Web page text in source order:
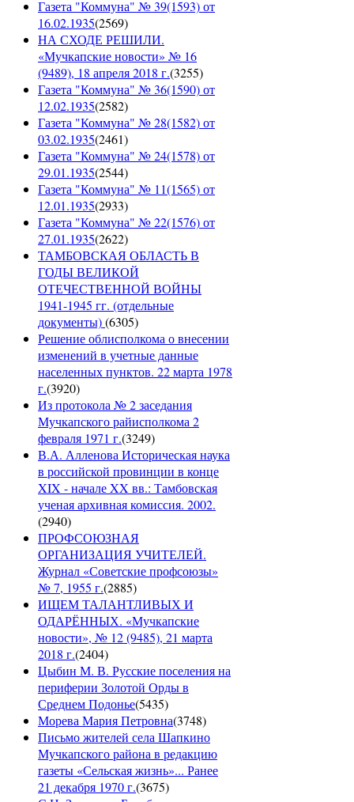
Газета "Коммуна" № 39(1593) от
16.02.1935(2569)
НА СХОДЕ РЕШИЛИ.
«Мучкапские новости» № 16
(9489), 18 апреля 2018 г.(3255)
Газета "Коммуна" № 36(1590) от
12.02.1935(2582)
Газета "Коммуна" № 28(1582) от
03.02.1935(2461)
Газета "Коммуна" № 24(1578) от
29.01.1935(2544)
Газета "Коммуна" № 11(1565) от
12.01.1935(2933)
Газета "Коммуна" № 22(1576) от
27.01.1935(2622)
ТАМБОВСКАЯ ОБЛАСТЬ В
ГОДЫ ВЕЛИКОЙ
ОТЕЧЕСТВЕННОЙ ВОЙНЫ
1941-1945 гг. (отдельные
документы)(6305)
Решение облисполкома о внесении
изменений в учетные данные
населенных пунктов. 22 марта 1978
г.(3920)
Из протокола № 2 заседания
Мучкапского райисполкома 2
февраля 1971 г.(3249)
В.А. Алленова Историческая наука
в российской провинции в конце
XIX - начале XX вв.: Тамбовская
ученая архивная комиссия. 2002.
(2940)
ПРОФСОЮЗНАЯ
ОРГАНИЗАЦИЯ УЧИТЕЛЕЙ.
Журнал «Советские профсоюзы»
№ 7, 1955 г.(2885)
ИЩЕМ ТАЛАНТЛИВЫХ И
ОДАРЁННЫХ. «Мучкапские
новости», № 12 (9485), 21 марта
2018 г.(2404)
Цыбин М. В. Русские поселения на
периферии Золотой Орды в
Среднем Подонье(5435)
Морева Мария Петровна(3748)
Письмо жителей села Шапкино
Мучкапского района в редакцию
газеты «Сельская жизнь»... Ранее
21 декабря 1970 г.(3675)